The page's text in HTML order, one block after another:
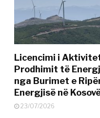
Licencimi i
Prodhimit të
nga Burimet e
Energjisë në
23/07/2026